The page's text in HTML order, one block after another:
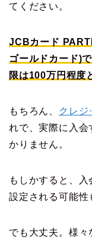
てください。
JCBカード
ゴールドカード)
限は100万円程度
もちろん、 クレジ
れで、実際に入会
かりません。
もしかすると、
設定される可能性
でも大丈夫。様